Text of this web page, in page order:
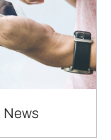
News